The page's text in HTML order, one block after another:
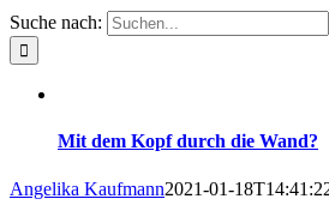
Suche nach:
Mit dem Kopf durch die Wand?
Angelika Kaufmann2021-01-